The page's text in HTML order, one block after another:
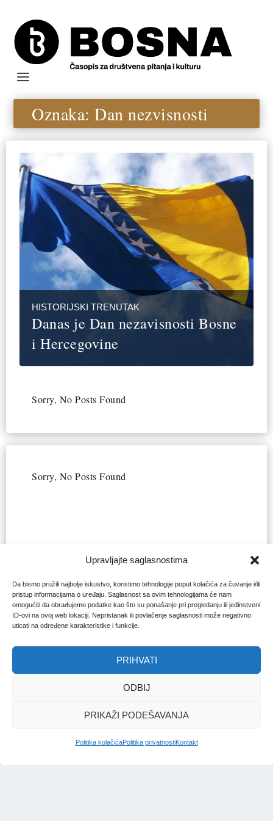
Upravljajte saglasnostima
Da bismo pružili najbolje iskustvo, koristimo tehnologije poput kolačića za čuvanje i/ili
pristup informacijama o uređaju. Saglasnost sa ovim tehnologijama će nam
omogućiti da obrađujemo podatke kao što su ponašanje pri pregledanju ili jedinstveni
ID-ovi na ovoj web lokaciji. Nepristanak ili povlačenje saglasnosti može negativno
uticati na određene karakteristike i funkcije.
PRIHVATI
ODBIJ
PRIKAŽI PODEŠAVANJA
Politika kolačićaPolitika privatnostiKontakt
Oznaka:Dan nezvisnosti
HISTORIJSKI TRENUTAK
Danas je Dan nezavisnosti Bosne
i Hercegovine
Sorry, No Posts Found
Sorry, No Posts Found